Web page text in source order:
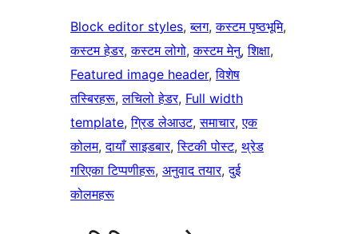
Block editor styles, ब्लग, कस्टम पृष्ठभूमि
कस्टम हेडर, कस्टम लोगो, कस्टम मेनु, शिक्षा
Featured image header, विशेष
तस्बिरहरू, लचिलो हेडर, Full width
template, ग्रिड लेआउट, समाचार, एक
कोलम, दायाँ साइडबार, स्टिकी पोस्ट, थ्रेड
गरिएका टिप्पणीहरू, अनुवाद तयार, दुई
कोलमहरू